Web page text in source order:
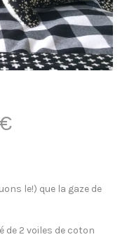
€
le!) que la gaze de
2 voiles de coton